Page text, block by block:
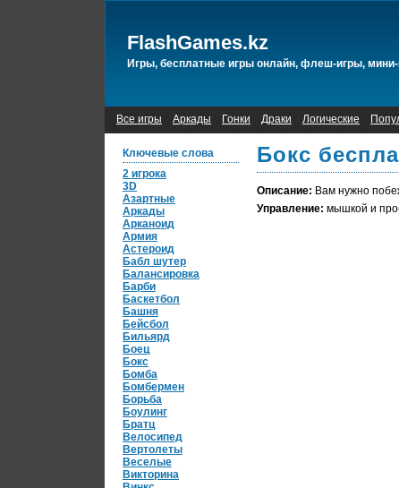
FlashGames.kz
Игры, бесплатные игры онлайн, флеш-игры,
Все игры Аркады Гонки Драки Логические
Ключевые слова
2 игрока
3D
Азартные
Аркады
Арканоид
Армия
Астероид
Бабл шутер
Балансировка
Барби
Баскетбол
Башня
Бейсбол
Бильярд
Боец
Бокс
Бомба
Бомбермен
Борьба
Боулинг
Братц
Велосипед
Вертолеты
Веселые
Викторина
Бокс
Описание: Вам нужно
Управление: мышкой и